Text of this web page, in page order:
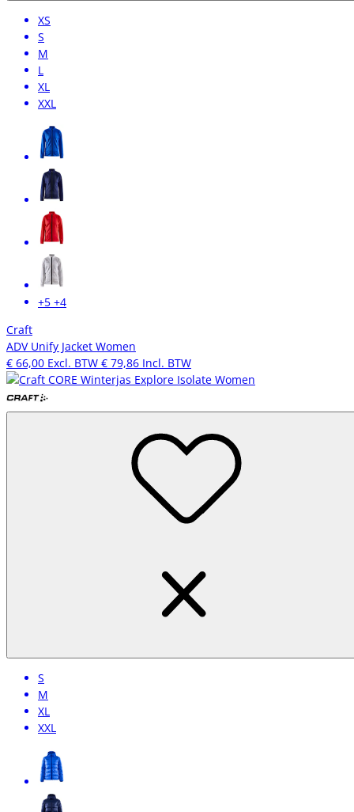
XS
S
M
L
XL
XXL
+5 +4
Craft
ADV Unify Jacket Women
€ 66,00 Excl. BTW € 79,86 Incl. BTW
S
M
XL
XXL